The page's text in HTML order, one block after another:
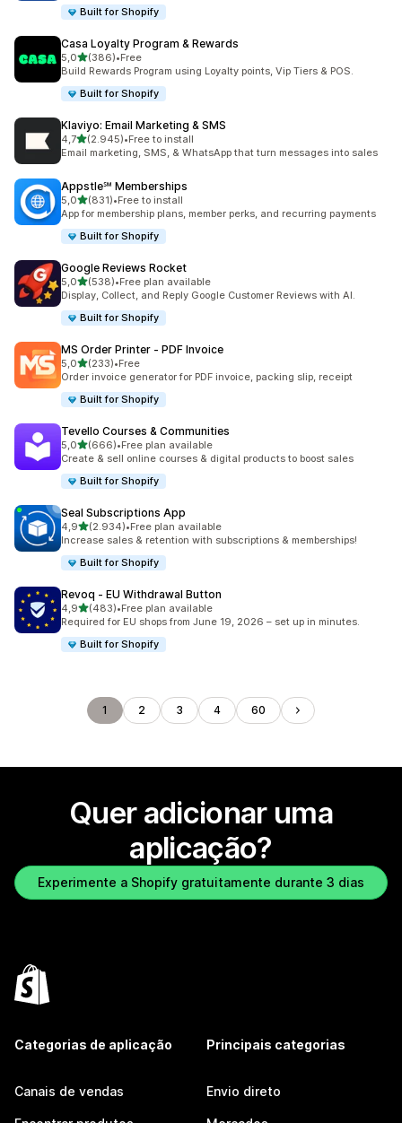
Built for Shopify
Casa Loyalty Program & Rewards
5,0de 5 estrelas
(386)
386 total de avaliações
•Free
Build Rewards Program using Loyalty points, Vip Tiers & POS.
Built for Shopify
Klaviyo: Email Marketing & SMS
4,7de 5 estrelas
(2.945)
2945 total de avaliações
•Free to install
Email marketing, SMS, & WhatsApp that turn messages into sales
Appstle℠ Memberships
5,0de 5 estrelas
(831)
831 total de avaliações
•Free to install
App for membership plans, member perks, and recurring payments
Built for Shopify
Google Reviews Rocket
5,0de 5 estrelas
(538)
538 total de avaliações
•Free plan available
Display, Collect, and Reply Google Customer Reviews with AI.
Built for Shopify
MS Order Printer ‑ PDF Invoice
5,0de 5 estrelas
(233)
233 total de avaliações
•Free
Order invoice generator for PDF invoice, packing slip, receipt
Built for Shopify
Tevello Courses & Communities
5,0de 5 estrelas
(666)
666 total de avaliações
•Free plan available
Create & sell online courses & digital products to boost sales
Built for Shopify
Seal Subscriptions App
4,9de 5 estrelas
(2.934)
2934 total de avaliações
•Free plan available
Increase sales & retention with subscriptions & memberships!
Built for Shopify
Revoq ‑ EU Withdrawal Button
4,9de 5 estrelas
(483)
483 total de avaliações
•Free plan available
Required for EU shops from June 19, 2026 – set up in minutes.
Built for Shopify
1 2 3 4 60
Quer adicionar uma
aplicação?
Experimente a Shopify gratuitamente durante 3 dias
Categorias de aplicação
Canais de vendas
Principais categorias
Envio direto